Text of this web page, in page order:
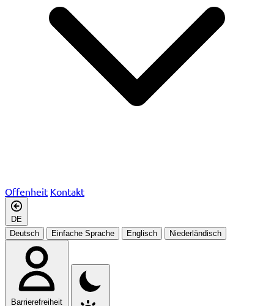
Offenheit Kontakt
DE
Deutsch
Einfache Sprache Englisch Niederländisch
Barrierefreiheit